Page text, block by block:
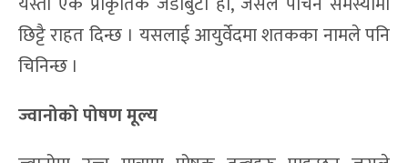
छिट्टै राहत दिन्छ । यसलाई आयुर्वेदमा शतकका नामले पनि
चिनिन्छ ।
ज्वानोको पोषण मूल्य